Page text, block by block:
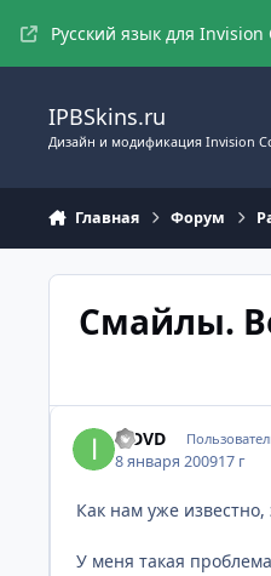
Русский язык для
IPBSkins.ru
Дизайн и модификация Invision
Главная Форум
Смайлы.
inDVD
8 января 200917 г
Как нам уже
У меня такая